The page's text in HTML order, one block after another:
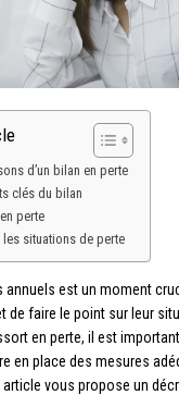
d’un bilan en perte
clés du bilan
perte
situations de perte
annuels est un moment
de faire le point sur leur
en perte, il est
en place des mesures
article vous propose un